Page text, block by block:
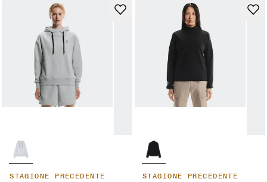
STAGIONE PRECEDENTE STAGIONE PRECEDENTE